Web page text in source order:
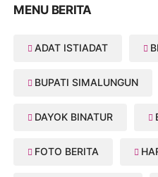
MENU BERITA
ADAT ISTIADAT
BUPATI SIMALUNGUN
DAYOK BINATUR
FOTO BERITA